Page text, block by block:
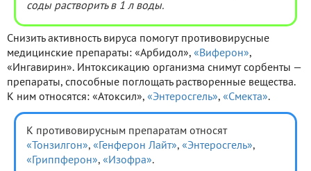
соды растворить в 1 л воды.
Снизить активность вируса помогут противовирусные
медицинские препараты: «Арбидол», «Виферон»,
«Ингавирин». Интоксикацию организма снимут сорбенты —
препараты, способные поглощать растворенные вещества.
К ним относятся: «Атоксил», «Энтеросгель», «Смекта».
К противовирусным препаратам относят
«Тонзилгон», «Генферон Лайт», «Энтеросгель»,
«Гриппферон», «Изофра».